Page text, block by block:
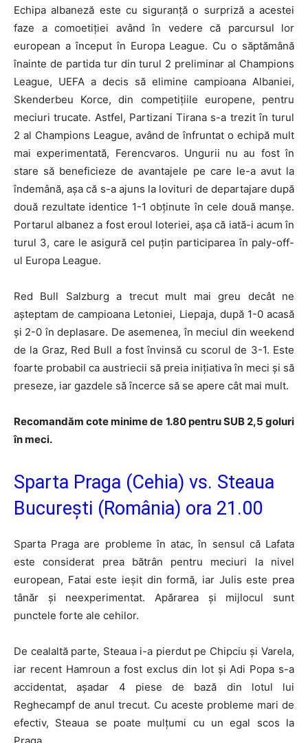
Echipa albaneză este cu siguranță o surpriză a acestei
faze a comoetiției având în vedere că parcursul lor
european a început în Europa League. Cu o săptămână
înainte de partida tur din turul 2 preliminar al Champions
League, UEFA a decis să elimine campioana Albaniei,
Skenderbeu Korce, din competițiile europene, pentru
meciuri trucate. Astfel, Partizani Tirana s-a trezit în turul
2 al Champions League, având de înfruntat o echipă mult
mai experimentată, Ferencvaros. Ungurii nu au fost în
stare să beneficieze de avantajele pe care le-a avut la
îndemână, așa că s-a ajuns la lovituri de departajare după
două rezultate identice 1-1 obținute în cele două manșe.
Portarul albanez a fost eroul loteriei, așa că iată-i acum în
turul 3, care le asigură cel puțin participarea în paly-off-
ul Europa League.
Red Bull Salzburg a trecut mult mai greu decât ne
așteptam de campioana Letoniei, Liepaja, după 1-0 acasă
și 2-0 în deplasare. De asemenea, în meciul din weekend
de la Graz, Red Bull a fost învinsă cu scorul de 3-1. Este
foarte probabil ca austriecii să preia inițiativa în meci și să
preseze, iar gazdele să încerce să se apere cât mai mult.
Recomandăm cote minime de 1.80 pentru SUB 2,5 goluri
în meci.
Sparta Praga (Cehia) vs. Steaua
București (România) ora 21.00
Sparta Praga are probleme în atac, în sensul că Lafata
este considerat prea bătrân pentru meciuri la nivel
european, Fatai este ieșit din formă, iar Julis este prea
tânăr și neexperimentat. Apărarea și mijlocul sunt
punctele forte ale cehilor.
De cealaltă parte, Steaua i-a pierdut pe Chipciu și Varela,
iar recent Hamroun a fost exclus din lot și Adi Popa s-a
accidentat, așadar 4 piese de bază din lotul lui
Reghecampf de anul trecut. Cu aceste probleme mari de
efectiv, Steaua se poate mulțumi cu un egal scos la